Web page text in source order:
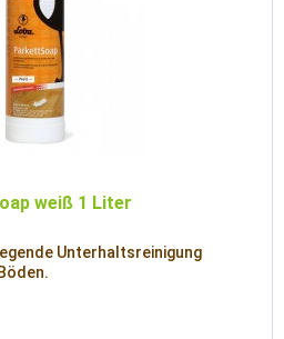
weiß 1 Liter
Unterhaltsreinigung